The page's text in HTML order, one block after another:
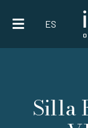
content
ES
Silla